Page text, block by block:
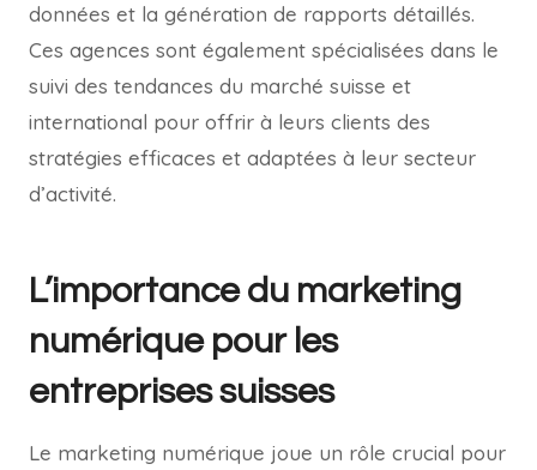
données et la génération de rapports détaillés.
Ces agences sont également spécialisées dans le
suivi des tendances du marché suisse et
international pour offrir à leurs clients des
stratégies efficaces et adaptées à leur secteur
d’activité.
L’importance du marketing
numérique pour les
entreprises suisses
Le marketing numérique joue un rôle crucial pour